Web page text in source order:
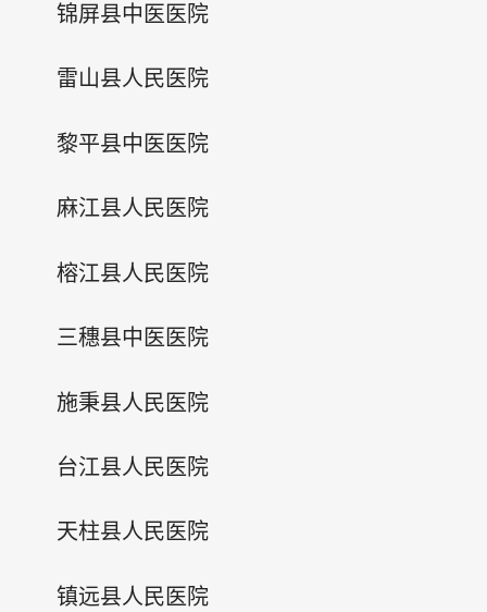
锦屏县中医医院
雷山县人民医院
黎平县中医医院
麻江县人民医院
榕江县人民医院
三穗县中医医院
施秉县人民医院
台江县人民医院
天柱县人民医院
镇远县人民医院